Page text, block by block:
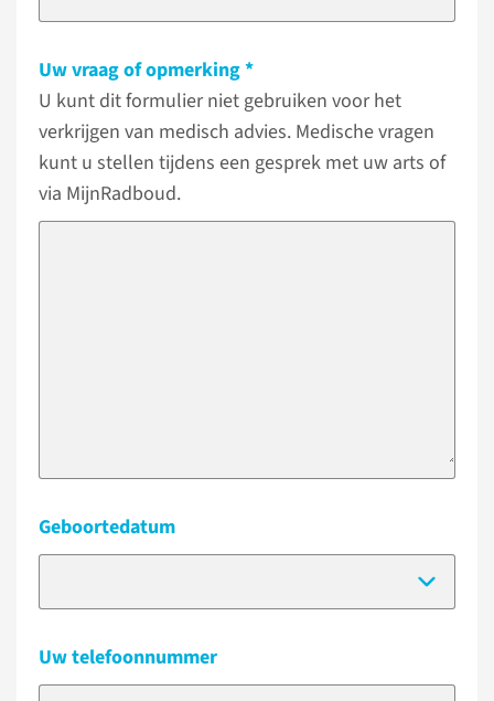
Uw vraag of opmerking
U kunt dit formulier niet gebruiken voor het
verkrijgen van medisch advies. Medische vragen
kunt u stellen tijdens een gesprek met uw arts of
via MijnRadboud.
Geboortedatum
Uw telefoonnummer